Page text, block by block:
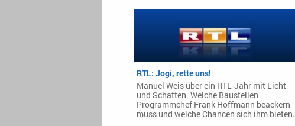
RTL: Jogi, rette uns!
Manuel Weis über ein RTL-Jahr mit Licht
und Schatten. Welche Baustellen
Programmchef Frank Hoffmann beackern
muss und welche Chancen sich ihm bieten.